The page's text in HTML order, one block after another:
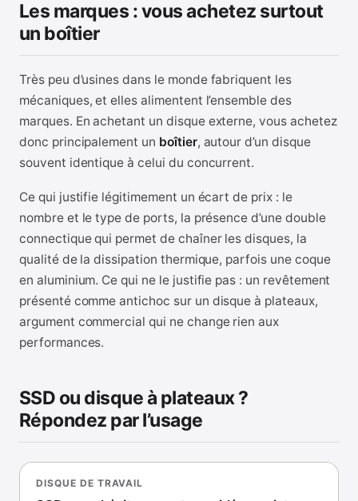
Les marques : vous achetez surtout
un boîtier
Très peu d’usines dans le monde fabriquent les
mécaniques, et elles alimentent l’ensemble des
marques. En achetant un disque externe, vous achetez
donc principalement un boîtier, autour d’un disque
souvent identique à celui du concurrent.
Ce qui justifie légitimement un écart de prix : le
nombre et le type de ports, la présence d’une double
connectique qui permet de chaîner les disques, la
qualité de la dissipation thermique, parfois une coque
en aluminium. Ce qui ne le justifie pas : un revêtement
présenté comme antichoc sur un disque à plateaux,
argument commercial qui ne change rien aux
performances.
SSD ou disque à plateaux ?
Répondez par l’usage
DISQUE DE TRAVAIL